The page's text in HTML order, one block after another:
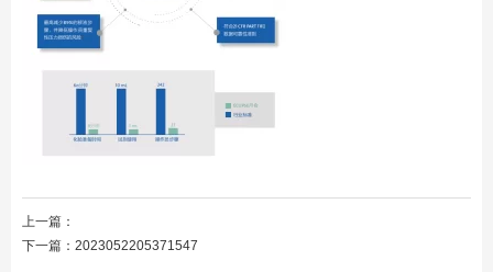
上一篇：
下一篇： 2023052205371547